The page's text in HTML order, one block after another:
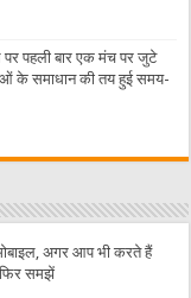
पर पहली बार एक मंच पर जुटे
के समाधान की तय हुई समय-
अगर आप भी करते हैं
समझें